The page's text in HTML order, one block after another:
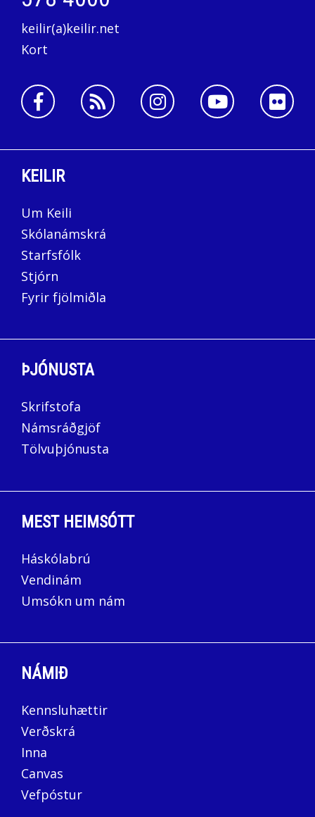
KEILIR
Um Keili
Skólanámskrá
Starfsfólk
Stjórn
Fyrir fjölmiðla
ÞJÓNUSTA
Skrifstofa
Námsráðgjöf
Tölvuþjónusta
MEST HEIMSÓTT
Háskólabrú
Vendinám
Umsókn um nám
NÁMIÐ
Kennsluhættir
Verðskrá
Inna
Canvas
Vefpóstur
keilir(a)keilir.net
Kort